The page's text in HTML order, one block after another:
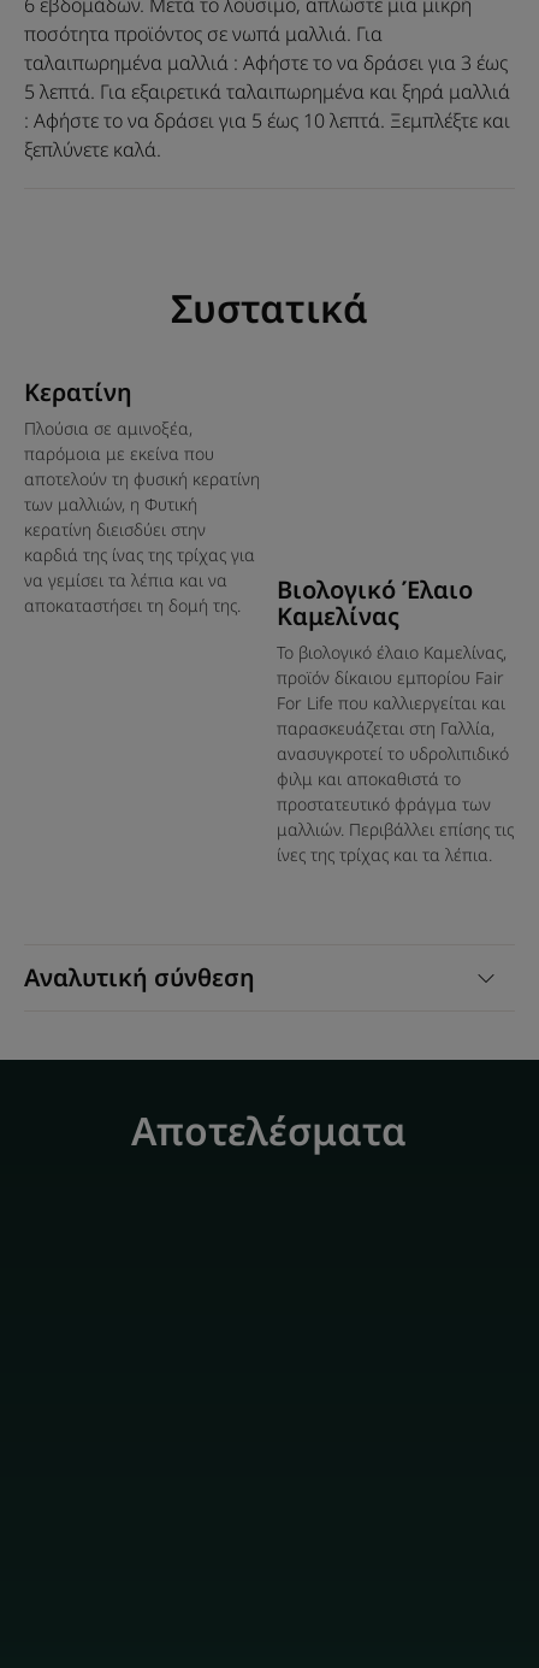
σύνθεση με φυτική Κερατίνη
που δεν βαραίνει τα μαλλιά.
κατεστραμμένα, εύθραστα κανονικά προς λεπτά μαλλιά
συστατικά.
Οφέλη
Άμεση επανόρθωση: αναζωογονεί σε βάθος τα
κατεστραμμένα μαλλιάχωρίς να τα βαραίνει.
Άμεσο ξέμπλεγμα: τα μαλλιά είναι απαλά και
ευκολοχτένιστα, με ανάλαφρη αίσθηση
Ξύπνημα των αισθήσεων: Η πολύτιμη, λεπτόρευστη υφή
της μάσκας έχει ένα σαγηνευτικό άρωμα, για μια στιγμή
Ανακύκλωση
για να επανορθώσει τα μαλλιά χωρίς να τα βαρύνει
Ένας ακαταμάχητος συνδυασμός από φρούτα, άνθη και
ποσότητα προϊόντος σε νωπά μαλλιά. Για
ταλαιπωρημένα μαλλιά : Αφήστε το να δράσει για 3 έως
5 λεπτά. Για εξαιρετικά ταλαιπωρημένα και ξηρά μαλλιά
: Αφήστε το να δράσει για 5 έως 10 λεπτά. Ξεμπλέξτε και
ξεπλύνετε καλά.
Συστατικά
Αναλυτική σύνθεση
Κερατίνη
Πλούσια σε αμινοξέα,
παρόμοια με εκείνα που
αποτελούν τη φυσική κερατίνη
των μαλλιών, η Φυτική
κερατίνη διεισδύει στην
καρδιά της ίνας της τρίχας για
να γεμίσει τα λέπια και να
αποκαταστήσει τη δομή της.
Βιολογικό Έλαιο
Καμελίνας
Το βιολογικό έλαιο Καμελίνας,
προϊόν δίκαιου εμπορίου Fair
For Life που καλλιεργείται και
παρασκευάζεται στη Γαλλία,
ανασυγκροτεί το υδρολιπιδικό
φιλμ και αποκαθιστά το
προστατευτικό φράγμα των
μαλλιών. Περιβάλλει επίσης τις
ίνες της τρίχας και τα λέπια.
Αποτελέσματα